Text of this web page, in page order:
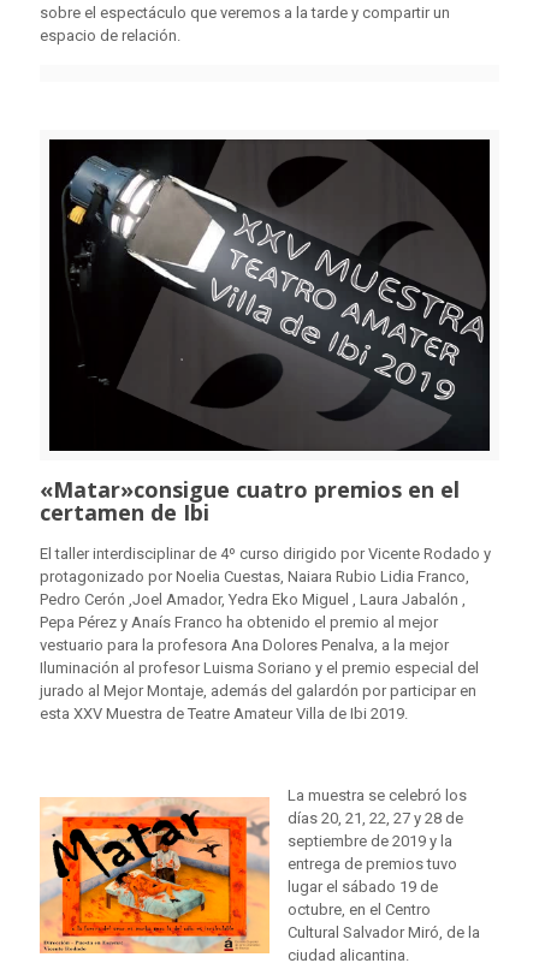
sobre el espectáculo que veremos a la tarde y compartir un
espacio de relación.
«Matar»consigue cuatro premios en el
certamen de Ibi
El taller interdisciplinar de 4º curso dirigido por Vicente Rodado y
protagonizado por Noelia Cuestas, Naiara Rubio Lidia Franco,
Pedro Cerón ,Joel Amador, Yedra Eko Miguel , Laura Jabalón ,
Pepa Pérez y Anaís Franco ha obtenido el premio al mejor
vestuario para la profesora Ana Dolores Penalva, a la mejor
Iluminación al profesor Luisma Soriano y el premio especial del
jurado al Mejor Montaje, además del galardón por participar en
esta XXV Muestra de Teatre Amateur Villa de Ibi 2019.
La muestra se celebró los
días 20, 21, 22, 27 y 28 de
septiembre de 2019 y la
entrega de premios tuvo
lugar el sábado 19 de
octubre, en el Centro
Cultural Salvador Miró, de la
ciudad alicantina.